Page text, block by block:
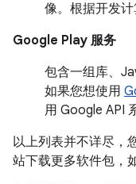
像。根据开发计
Google Play 服务
包含一组库、
如果您想使用
用 Google API
以上列表并不详尽，
站下载更多软件包，